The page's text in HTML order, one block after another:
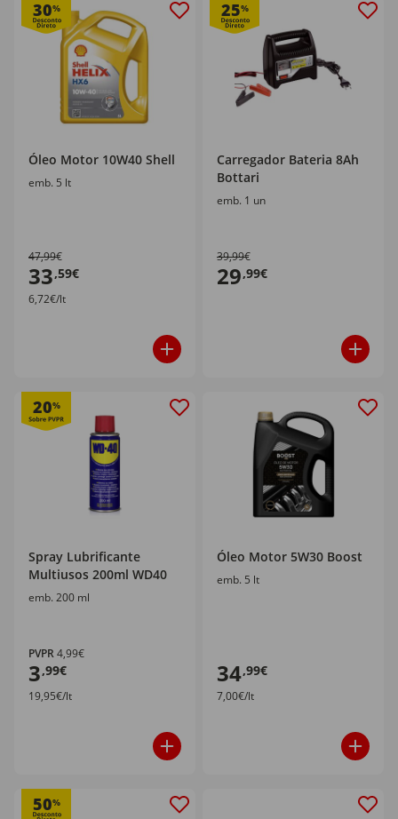
30%
Óleo Motor 10W40 Shell
emb. 5 lt
47,99€
33,59€
6,72€/lt
25%
Carregador Bateria 8Ah
Bottari
emb. 1 un
39,99€
29,99€
20%
Spray Lubrificante
Multiusos 200ml WD40
emb. 200 ml
PVPR4,99€
3,99€
19,95€/lt
Óleo Motor 5W30 Boost
emb. 5 lt
34,99€
7,00€/lt
50%